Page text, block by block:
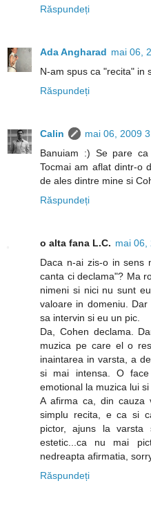
Răspundeți
Ada Angharad mai 06,
N-am spus ca "recita" in
Răspundeți
Calin
mai 06, 2009
Banuiam :) Se pare
Tocmai am aflat dintr-o
de ales dintre mine si
Răspundeți
o alta fana L.C. mai 06,
Daca n-ai zis-o in sens
canta ci declama"? Ma
nimeni si nici nu sunt
valoare in domeniu.
sa intervin si eu un pic.
Da, Cohen declama.
muzica pe care el o
inaintarea in varsta, a
si mai intensa. O
emotional la muzica lui
A afirma ca, din
simplu recita, e ca si
pictor, ajuns la varsta
estetic...ca nu mai
nedreapta afirmatia,
Răspundeți